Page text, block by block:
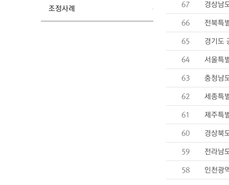
조정사례 67 경상남
66 전북특
65 경기도
64 서울특
63 충청남
62 세종특
61 제주특
60 경상북
59 전라남
58 인천광